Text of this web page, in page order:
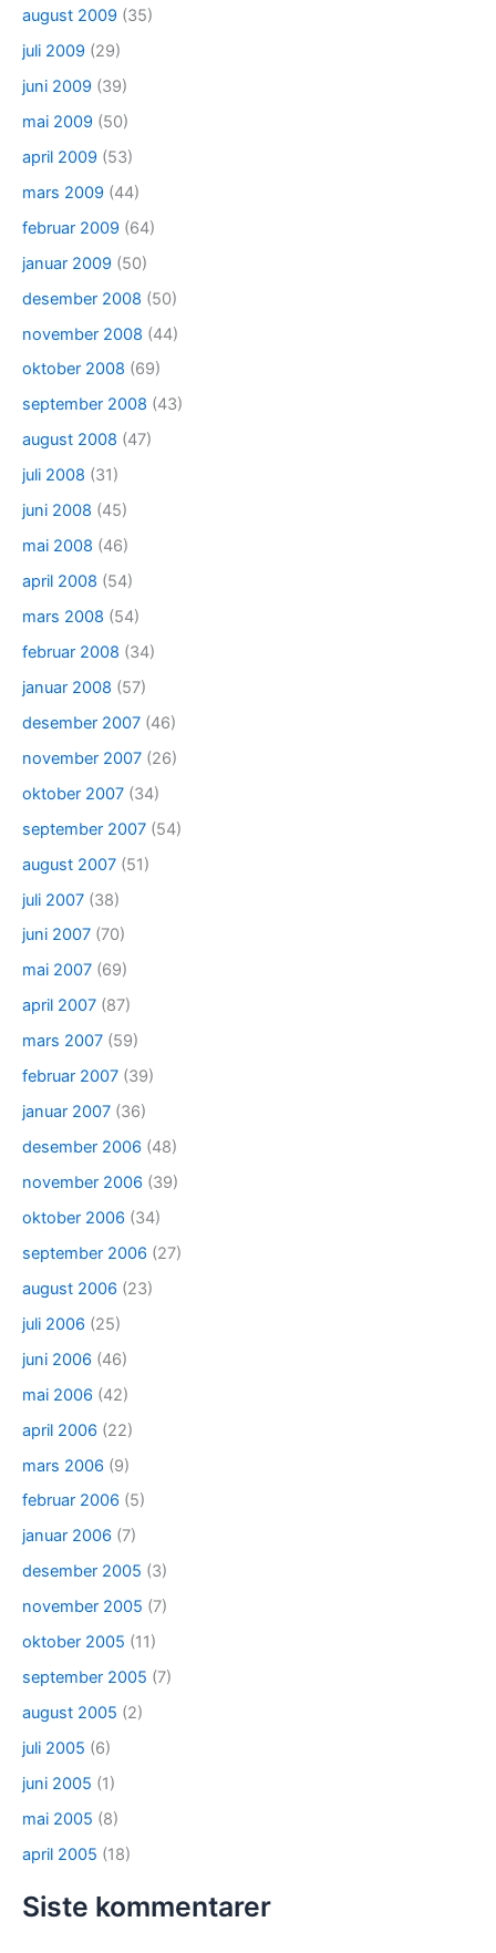
august 2009 (35)
juli 2009 (29)
juni 2009 (39)
mai 2009 (50)
april 2009 (53)
mars 2009 (44)
februar 2009 (64)
januar 2009 (50)
desember 2008 (50)
november 2008 (44)
oktober 2008 (69)
september 2008 (43)
august 2008 (47)
juli 2008 (31)
juni 2008 (45)
mai 2008 (46)
april 2008 (54)
mars 2008 (54)
februar 2008 (34)
januar 2008 (57)
desember 2007 (46)
november 2007 (26)
oktober 2007 (34)
september 2007 (54)
august 2007 (51)
juli 2007 (38)
juni 2007 (70)
mai 2007 (69)
april 2007 (87)
mars 2007 (59)
februar 2007 (39)
januar 2007 (36)
desember 2006 (48)
november 2006 (39)
oktober 2006 (34)
september 2006 (27)
august 2006 (23)
juli 2006 (25)
juni 2006 (46)
mai 2006 (42)
april 2006 (22)
mars 2006 (9)
februar 2006 (5)
januar 2006 (7)
desember 2005 (3)
november 2005 (7)
oktober 2005 (11)
september 2005 (7)
august 2005 (2)
juli 2005 (6)
juni 2005 (1)
mai 2005 (8)
april 2005 (18)
Siste kommentarer